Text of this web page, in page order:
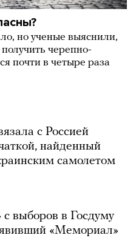
но ученые выяснили,
черепно-
почти в четыре раза
с Россией
найденный
самолетом
с выборов в Госдуму
«Мемориал»